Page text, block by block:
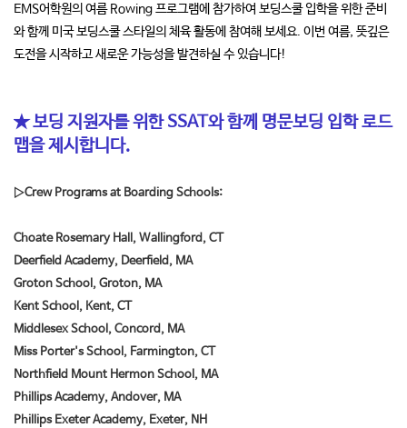
EMS어학원의 여름 Rowing 프로그램에 참가하여 보딩스쿨 입학을 위한 준비
와 함께 미국 보딩스쿨 스타일의 체육 활동에 참여해 보세요. 이번 여름, 뜻깊은
도전을 시작하고 새로운 가능성을 발견하실 수 있습니다!
★ 보딩 지원자를 위한 SSAT와 함께 명문보딩 입학 로드
맵을 제시합니다.
▷Crew Programs at Boarding Schools:
Choate Rosemary Hall, Wallingford, CT
Deerfield Academy, Deerfield, MA
Groton School, Groton, MA
Kent School, Kent, CT
Middlesex School, Concord, MA
Miss Porter's School, Farmington, CT
Northfield Mount Hermon School, MA
Phillips Academy, Andover, MA
Phillips Exeter Academy, Exeter, NH